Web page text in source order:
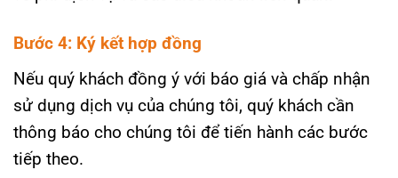
Bước 4: Ký kết hợp đồng
Nếu quý khách đồng ý với báo giá và chấp nhận
sử dụng dịch vụ của chúng tôi, quý khách cần
thông báo cho chúng tôi để tiến hành các bước
tiếp theo.